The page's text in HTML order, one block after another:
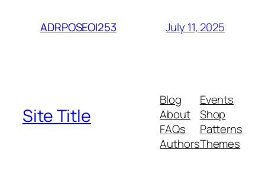
ADRPOSEOI253 July 11, 2025
Site Title
Blog
About
FAQs
Authors
Events
Shop
Patterns
Themes